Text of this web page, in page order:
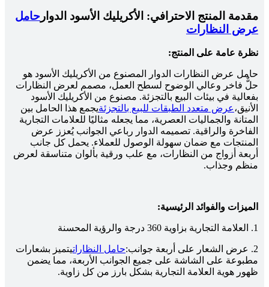
مقدمة المنتج الاحترافي: الأكريليك الأسود الدوار حامل
عرض النظارات
نظرة عامة على المنتج:
حامل عرض النظارات الدوار المصنوع من الأكريليك الأسود هو
حلٌّ فاخر وعالي الوضوح لسطح العمل، مصمم لعرض النظارات
بفعالية في بيئات البيع بالتجزئة. مصنوع من الأكريليك الأسود
الأنيق،عرض متعدد الطبقات للبيع بالتجزئةيجمع هذا الحامل بين
المتانة والجماليات العصرية، مما يجعله مثاليًا للعلامات التجارية
الفاخرة والراقية. تصميمه الدوار رباعي الجوانب يُعزز عرض
المنتجات مع ضمان سهولة الوصول للعملاء. يحمل كل جانب
أربعة أزواج من النظارات، مع علب ورقية بألوان متناسقة لعرض
منظم وجذاب.
الميزات والفوائد الرئيسية:
1. العلامة التجارية بزاوية 360 درجة والرؤية المحسنة
2. عرض الشعار على أربعة جوانب: حامل النظاراتيتميز بشعارات
مطبوعة على الشاشة على جميع الجوانب الأربعة، مما يضمن
ظهور هوية العلامة التجارية بشكل بارز من كل زاوية.